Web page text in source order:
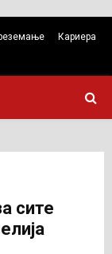
Кариера
сите